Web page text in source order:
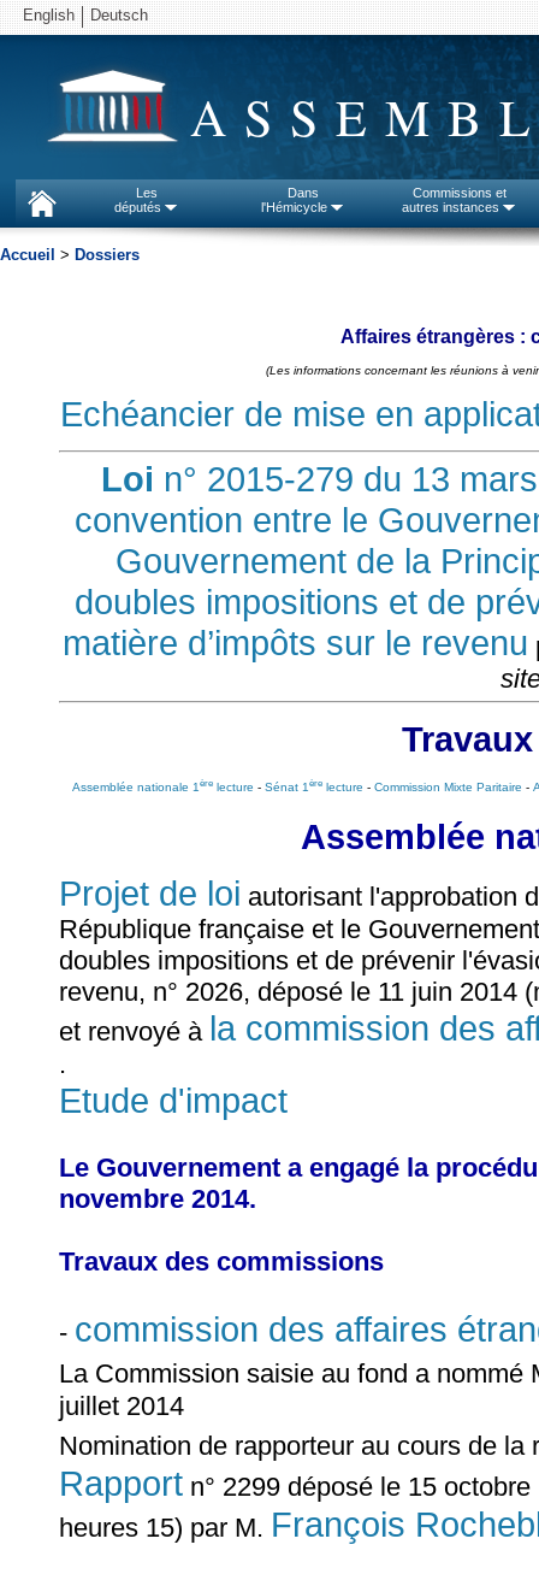
English Deutsch
Les
députés
Dans
l'Hémicycle
Commissions et
autres instances
Accueil > Dossiers
Affaires étrangères :
(Les informations concernant les réunions à
Echéancier de mise en
Loi n° 2015-279 du 13
convention entre le
Gouvernement de la
doubles impositions et de
matière d’impôts sur le revenu
Assemblée nationale 1ère lecture -Sénat 1ère lecture -Commission Mixte Paritaire -
Assemblée
Projet de loi autorisant l'approbation
République française et le
doubles impositions et de prévenir
revenu, n° 2026, déposé le 11 juin 2014
et renvoyé à la commission des
.
Etude d'impact
Le Gouvernement a engagé la
novembre 2014.
Travaux des commissions
- commission des affaires
La Commission saisie au fond a nommé
juillet 2014
Nomination de rapporteur au cours de la
Rapport n° 2299 déposé le 15
heures 15) par M. François